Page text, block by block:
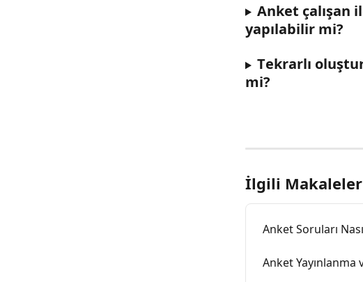
Anket çalışan
yapılabilir mi?
Tekrarlı
mi?
İlgili Makaleler
Anket Soruları
Anket Yayınlanma